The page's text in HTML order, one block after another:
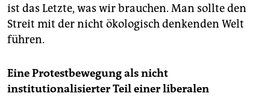
ist das Letzte, was wir brauchen. Man sollte den
Streit mit der nicht ökologisch denkenden Welt
führen.
Eine Protestbewegung als nicht
institutionalisierter Teil einer liberalen